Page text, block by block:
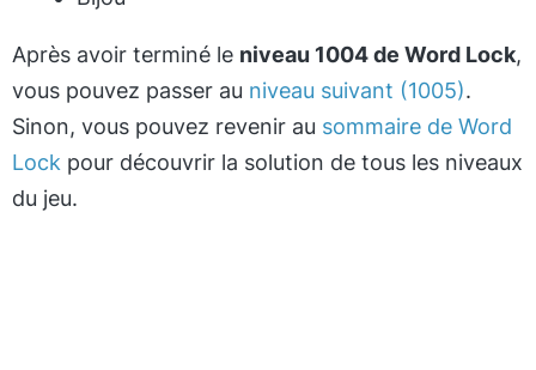
Après avoir terminé le niveau 1004 de Word Lock,
vous pouvez passer au niveau suivant (1005).
Sinon, vous pouvez revenir au sommaire de Word
Lock pour découvrir la solution de tous les niveaux
du jeu.